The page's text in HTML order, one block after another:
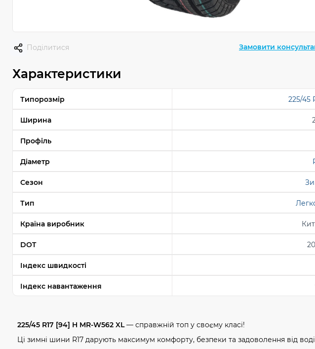
Поділитися Замовити
Характеристики
Типорозмір 225/45
Ширина
Профіль
Діаметр
Сезон
Тип
Країна виробник
DOT
Індекс швидкості
Індекс навантаження
225/45 R17 [94] H MR-W562 XL— справжній топ у своєму класі!
Ці зимні шини R17 дарують максимум комфорту, безпеки та задоволення від